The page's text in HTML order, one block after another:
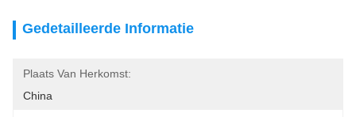
Gedetailleerde Informatie
Plaats Van Herkomst:
China